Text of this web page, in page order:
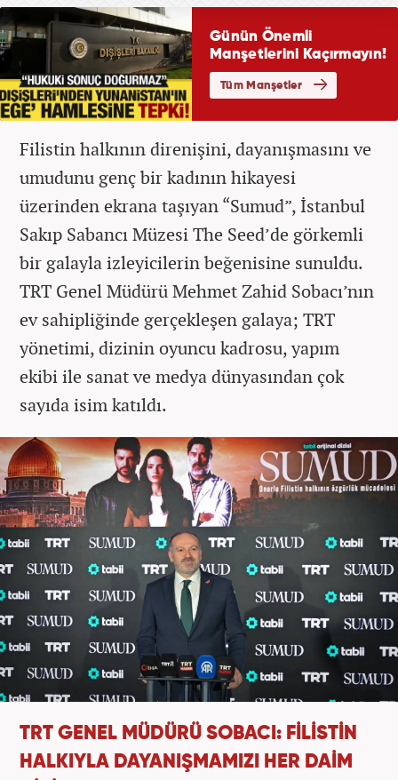
Filistin halkının direnişini, dayanışmasını ve
umudunu genç bir kadının hikayesi
üzerinden ekrana taşıyan “Sumud”, İstanbul
Sakıp Sabancı Müzesi The Seed’de görkemli
bir galayla izleyicilerin beğenisine sunuldu.
TRT Genel Müdürü Mehmet Zahid Sobacı’nın
ev sahipliğinde gerçekleşen galaya; TRT
yönetimi, dizinin oyuncu kadrosu, yapım
ekibi ile sanat ve medya dünyasından çok
sayıda isim katıldı.
TRT GENEL MÜDÜRÜ SOBACI: FİLİSTİN
HALKIYLA DAYANIŞMAMIZI HER DAİM